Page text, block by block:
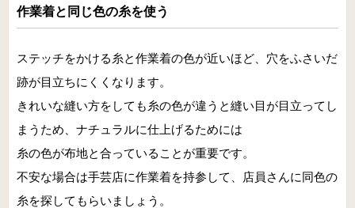
作業着と同じ色の糸を使う
ステッチをかける糸と作業着の色が近いほど、穴をふさいだ
跡が目立ちにくくなります。
きれいな縫い方をしても糸の色が違うと縫い目が目立ってし
まうため、ナチュラルに仕上げるためには
糸の色が布地と合っていることが重要です。
不安な場合は手芸店に作業着を持参して、店員さんに同色の
糸を探してもらいましょう。